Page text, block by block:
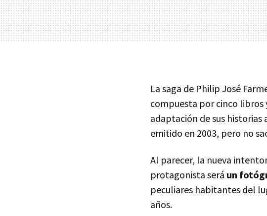
La saga de Philip José
compuesta por cinco libros
adaptación de sus historias
emitido en 2003, pero no
Al parecer, la nueva
protagonista será un
peculiares habitantes del
años.